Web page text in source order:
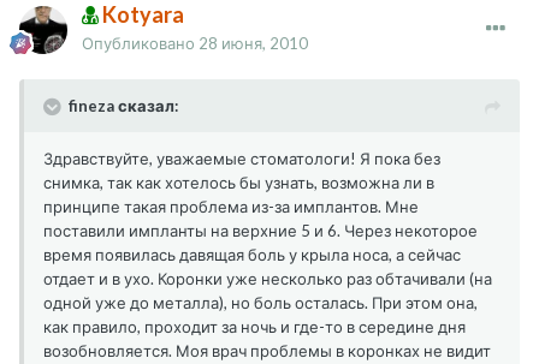
Kotyara
Опубликовано 28 июня, 2010
fineza сказал:
Здравствуйте, уважаемые стоматологи! Я пока без
снимка, так как хотелось бы узнать, возможна ли в
принципе такая проблема из-за имплантов. Мне
поставили импланты на верхние 5 и 6. Через некоторое
время появилась давящая боль у крыла носа, а сейчас
отдает и в ухо. Коронки уже несколько раз обтачивали (на
одной уже до металла), но боль осталась. При этом она,
как правило, проходит за ночь и где-то в середине дня
возобновляется. Моя врач проблемы в коронках не видит